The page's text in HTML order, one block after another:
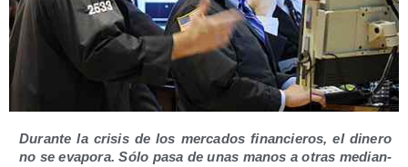
Duran­te la cri­sis de los mer­ca­dos finan­cie­ros, el dine­ro
no se eva­po­ra. Sólo pasa de unas manos a otras median­